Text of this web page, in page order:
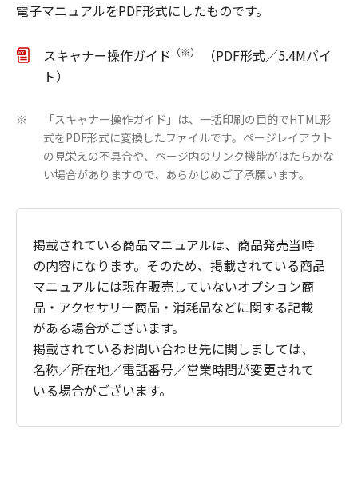
電子マニュアルをPDF形式にしたものです。
スキャナー操作ガイド （※）
（PDF形式／5.4Mバイ
ト）
※
「スキャナー操作ガイド」は、一括印刷の目的でHTML形
式をPDF形式に変換したファイルです。ページレイアウト
の見栄えの不具合や、ページ内のリンク機能がはたらかな
い場合がありますので、あらかじめご了承願います。
掲載されている商品マニュアルは、商品発売当時
の内容になります。そのため、掲載されている商品
マニュアルには現在販売していないオプション商
品・アクセサリー商品・消耗品などに関する記載
がある場合がございます。
掲載されているお問い合わせ先に関しましては、
名称／所在地／電話番号／営業時間が変更されて
いる場合がございます。